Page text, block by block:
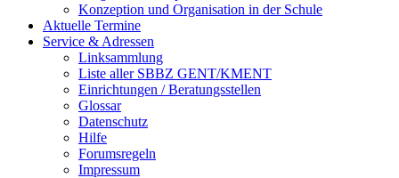
Konzeption und Organisation in der Schule
Aktuelle Termine
Service & Adressen
Linksammlung
Liste aller SBBZ GENT/KMENT
Einrichtungen / Beratungsstellen
Glossar
Datenschutz
Hilfe
Forumsregeln
Impressum